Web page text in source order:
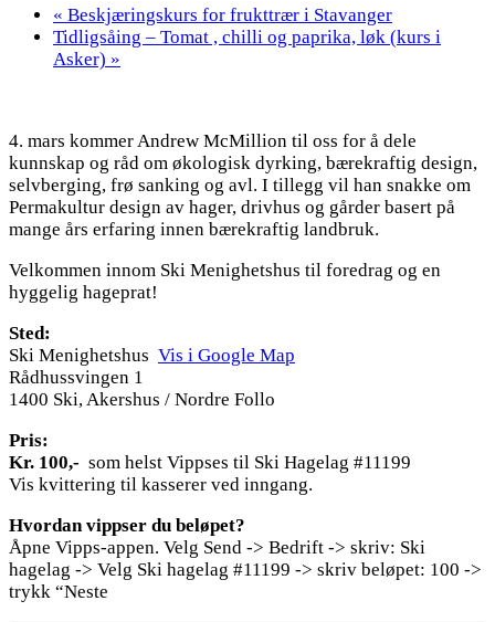
« Beskjæringskurs for frukttrær i Stavanger
Tidligsåing – Tomat , chilli og paprika, løk (kurs i
Asker) »
4. mars kommer Andrew McMillion til oss for å dele
kunnskap og råd om økologisk dyrking, bærekraftig design,
selvberging, frø sanking og avl. I tillegg vil han snakke om
Permakultur design av hager, drivhus og gårder basert på
mange års erfaring innen bærekraftig landbruk.
Velkommen innom Ski Menighetshus til foredrag og en
hyggelig hageprat!
Sted:
Ski Menighetshus Vis i Google Map
Rådhussvingen 1
1400 Ski, Akershus / Nordre Follo
Pris:
Kr. 100,- som helst Vippses til Ski Hagelag #11199
Vis kvittering til kasserer ved inngang.
Hvordan vippser du beløpet?
Åpne Vipps-appen. Velg Send -> Bedrift -> skriv: Ski
hagelag -> Velg Ski hagelag #11199 -> skriv beløpet: 100 ->
trykk “Neste